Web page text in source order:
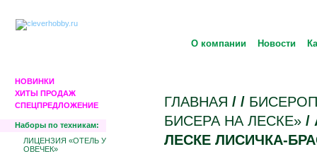
О компании Новости
НОВИНКИ
ХИТЫ ПРОДАЖ
СПЕЦПРЕДЛОЖЕНИЕ
Наборы по техникам:
ЛИЦЕНЗИЯ «ОТЕЛЬ У
ОВЕЧЕК»
ГЛАВНАЯ / /
БИСЕРА НА ЛЕСКЕ» /
ЛЕСКЕ ЛИСИЧКА-